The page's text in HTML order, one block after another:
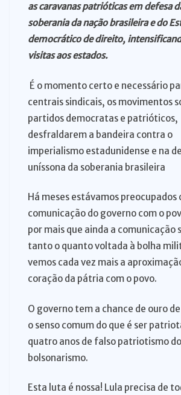
as caravanas patrióticas em defesa
soberania da nação brasileira e do
democrático de direito,
visitas aos estados.
É o momento certo e necessário
centrais sindicais, os movimentos
partidos democratas e patrióticos,
desfraldarem a bandeira contra o
imperialismo estadunidense e na
uníssona da soberania brasileira
Há meses estávamos preocupados
comunicação do governo com o
por mais que ainda a comunicação
tanto o quanto voltada à bolha
vemos cada vez mais a
coração da pátria com o povo.
O governo tem a chance de ouro
o senso comum do que é ser
quatro anos de falso patriotismo do
bolsonarismo.
Esta luta é nossa! Lula precisa de